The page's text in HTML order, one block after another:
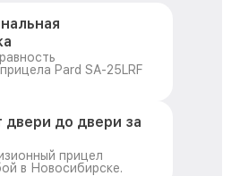
Pard SA-25LRF
двери до двери за
прицел
в Новосибирске.